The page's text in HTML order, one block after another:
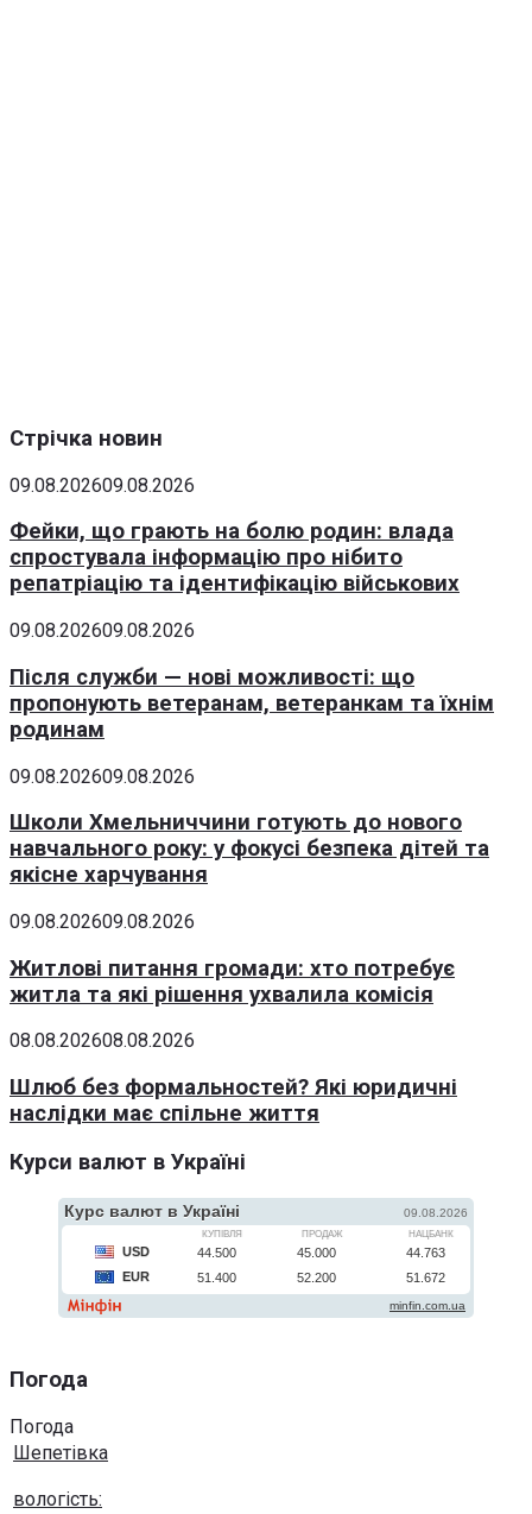
Стрічка новин
09.08.202609.08.2026
Фейки, що грають на болю родин: влада
спростувала інформацію про нібито
репатріацію та ідентифікацію військових
09.08.202609.08.2026
Після служби — нові можливості: що
пропонують ветеранам, ветеранкам та їхнім
родинам
09.08.202609.08.2026
Школи Хмельниччини готують до нового
навчального року: у фокусі безпека дітей та
якісне харчування
09.08.202609.08.2026
Житлові питання громади: хто потребує
житла та які рішення ухвалила комісія
08.08.202608.08.2026
Шлюб без формальностей? Які юридичні
наслідки має спільне життя
Курси валют в Україні
Погода
Погода
Шепетівка
вологість: